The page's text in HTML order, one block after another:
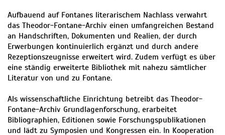
Aufbauend auf Fontanes literarischem Nachlass verwahrt
das Theodor-Fontane-Archiv einen umfangreichen Bestand
an Handschriften, Dokumenten und Realien, der durch
Erwerbungen kontinuierlich ergänzt und durch andere
Rezeptionszeugnisse erweitert wird. Zudem verfügt es über
eine ständig erweiterte Bibliothek mit nahezu sämtlicher
Literatur von und zu Fontane.
Als wissenschaftliche Einrichtung betreibt das Theodor-
Fontane-Archiv Grundlagenforschung, erarbeitet
Bibliographien, Editionen sowie Forschungspublikationen
und lädt zu Symposien und Kongressen ein. In Kooperation